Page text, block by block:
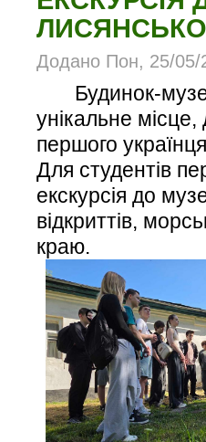
Додано Пон, 25/05/
Будинок-
унікальне
першого
Для студентів
екскурсія до
відкриттів,
краю.